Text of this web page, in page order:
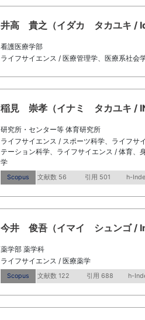
井高 貴之（イダカ タカユキ /
看護医療学部
ライフサイエンス / 医療管理学、医療系社会
稲見 崇孝（イナミ タカユキ /
研究所・センター等 体育研究所
ライフサイエンス / スポーツ科学、ライフサ
テーション科学、ライフサイエンス / 体育、
学
Scopus 文献数 56 引用 501 h-
今井 俊吾（イマイ シュンゴ /
薬学部 薬学科
ライフサイエンス / 医療薬学
Scopus 文献数 122 引用 688 h-